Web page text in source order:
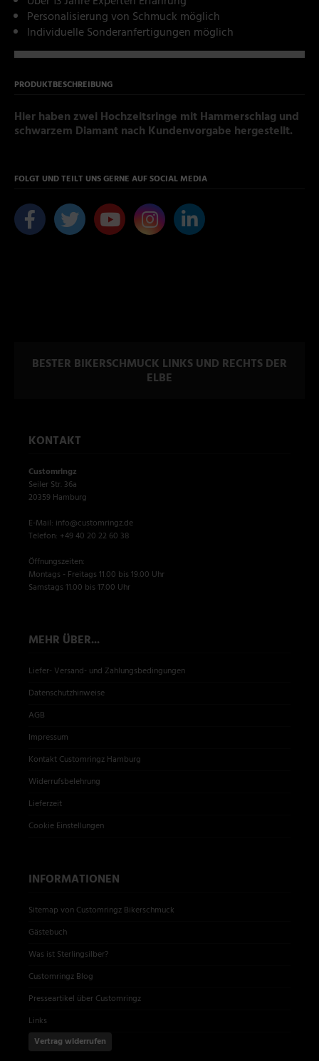
Personalisierung von Schmuck möglich
Individuelle Sonderanfertigungen möglich
PRODUKTBESCHREIBUNG
Hier haben zwei Hochzeitsringe mit Hammerschlag und
schwarzem Diamant nach Kundenvorgabe hergestellt.
FOLGT UND TEILT UNS GERNE AUF SOCIAL MEDIA
BESTER BIKERSCHMUCK LINKS UND RECHTS DER
ELBE
KONTAKT
Customringz
Seiler Str. 36a
20359 Hamburg
E-Mail: info@customringz.de
Telefon: +49 40 20 22 60 38
Öffnungszeiten:
Montags - Freitags 11.00 bis 19.00 Uhr
Samstags 11.00 bis 17.00 Uhr
MEHR ÜBER...
Liefer- Versand- und Zahlungsbedingungen
Datenschutzhinweise
AGB
Impressum
Kontakt Customringz Hamburg
Widerrufsbelehrung
Lieferzeit
Cookie Einstellungen
INFORMATIONEN
Sitemap von Customringz Bikerschmuck
Gästebuch
Was ist Sterlingsilber?
Customringz Blog
Presseartikel über Customringz
Links
Vertrag widerrufen